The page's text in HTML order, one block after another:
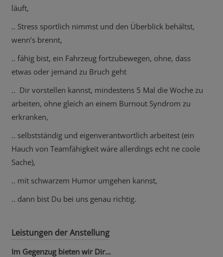
läuft,
.. Stress sportlich nimmst und den Überblick behältst,
wenn’s brennt,
.. fähig bist, ein Fahrzeug fortzubewegen, ohne, dass
etwas oder jemand zu Bruch geht
.. Dir vorstellen kannst, mindestens 5 Mal die Woche zu
arbeiten, ohne gleich an einem Burnout Syndrom zu
erkranken,
.. selbstständig und eigenverantwortlich arbeitest (ein
Hauch von Teamfähigkeit wäre allerdings echt ne coole
Sache),
.. mit schwarzem Humor umgehen kannst,
.. dann bist Du bei uns genau richtig.
Leistungen der Anstellung
Im Gegenzug bieten wir Dir…